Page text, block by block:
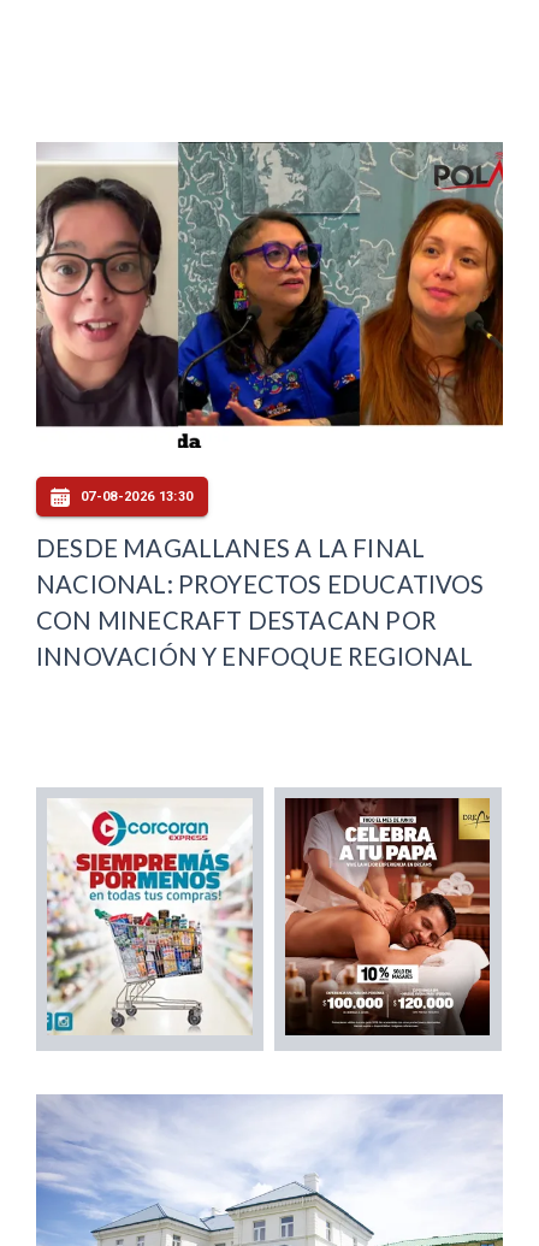
07-08-2026 13:30
DESDE MAGALLANES A LA FINAL
NACIONAL: PROYECTOS EDUCATIVOS
CON MINECRAFT DESTACAN POR
INNOVACIÓN Y ENFOQUE REGIONAL